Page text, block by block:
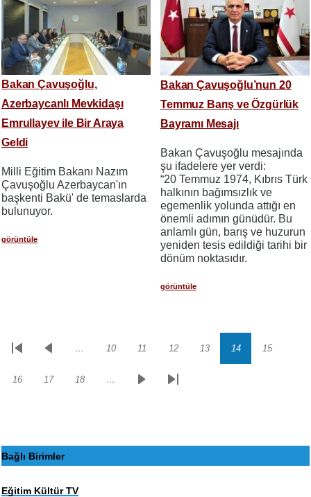
Bakan Çavuşoğlu,
Azerbaycanlı Mevkidaşı
Emrullayev ile Bir Araya
Geldi
Milli Eğitim Bakanı Nazım
Çavuşoğlu Azerbaycan'ın
başkenti Bakü' de temaslarda
bulunuyor.
görüntüle
Bakan Çavuşoğlu’nun 20
Temmuz Barış ve Özgürlük
Bayramı Mesajı
Bakan Çavuşoğlu mesajında
şu ifadelere yer verdi:
“20 Temmuz 1974, Kıbrıs Türk
halkının bağımsızlık ve
egemenlik yolunda attığı en
önemli adımın günüdür. Bu
anlamlı gün, barış ve huzurun
yeniden tesis edildiği tarihi bir
dönüm noktasıdır.
görüntüle
Sayfalama
İlk
Önceki… Sayfa
10 Sayfa
11 Sayfa
12 Sayfa
13 Sayfa
14 Sayfa
15
Sayfa
16 Sayfa
17 Sayfa
18 …
SonrakiSon
Bağlı Birimler
Eğitim Kültür TV